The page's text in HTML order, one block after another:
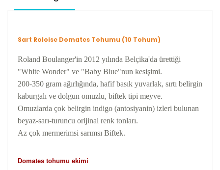
Sart Roloise Domates Tohumu (10 Tohum)
Roland Boulanger'in 2012 yılında Belçika'da ürettiği
"White Wonder" ve "Baby Blue"nun kesişimi.
200-350 gram ağırlığında, hafif basık yuvarlak, sırtı belirgin
kaburgalı ve dolgun omuzlu, biftek tipi meyve.
Omuzlarda çok belirgin indigo (antosiyanin) izleri bulunan
beyaz-sarı-turuncu orijinal renk tonları.
Az çok mermerimsi sarımsı Biftek.
Domates tohumu ekimi